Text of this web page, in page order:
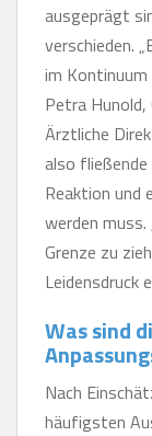
ausgeprägt
verschieden.
im Kontinuum
Petra
Ärztliche
also fließende
Reaktion und
werden
Grenze zu
Leidensdruck
Was sind
Nach
häufigsten